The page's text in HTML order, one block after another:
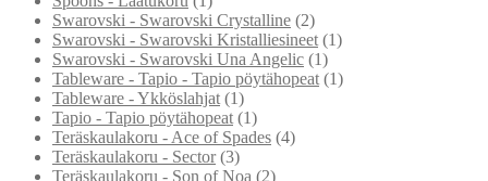
Swarovski - Swarovski Crystalline (2)
Swarovski - Swarovski Kristalliesineet (1)
Swarovski - Swarovski Una Angelic (1)
Tableware - Tapio - Tapio pöytähopeat (1)
Tableware - Ykköslahjat (1)
Tapio - Tapio pöytähopeat (1)
Teräskaulakoru - Ace of Spades (4)
Teräskaulakoru - Sector (3)
Teräskaulakoru - Son of Noa (2)